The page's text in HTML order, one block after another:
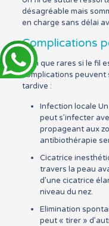
désagréable mais
en charge sans délai
Complications
Bien que rares si le fil
complications peuvent
tardive :
Infection locale
peut s’infecter
propageant aux
antibiothérapie
Cicatrice
travers la peau
d’une cicatrice
niveau du nez.
Elimination
peut « tirer »